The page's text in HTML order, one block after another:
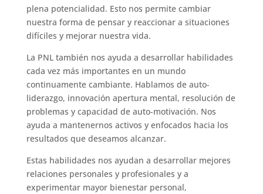
plena potencialidad. Esto nos permite cambiar
nuestra forma de pensar y reaccionar a situaciones
difíciles y mejorar nuestra vida.
La PNL también nos ayuda a desarrollar habilidades
cada vez más importantes en un mundo
continuamente cambiante. Hablamos de auto-
liderazgo, innovación apertura mental, resolución de
problemas y capacidad de auto-motivación. Nos
ayuda a mantenernos activos y enfocados hacia los
resultados que deseamos alcanzar.
Estas habilidades nos ayudan a desarrollar mejores
relaciones personales y profesionales y a
experimentar mayor bienestar personal,